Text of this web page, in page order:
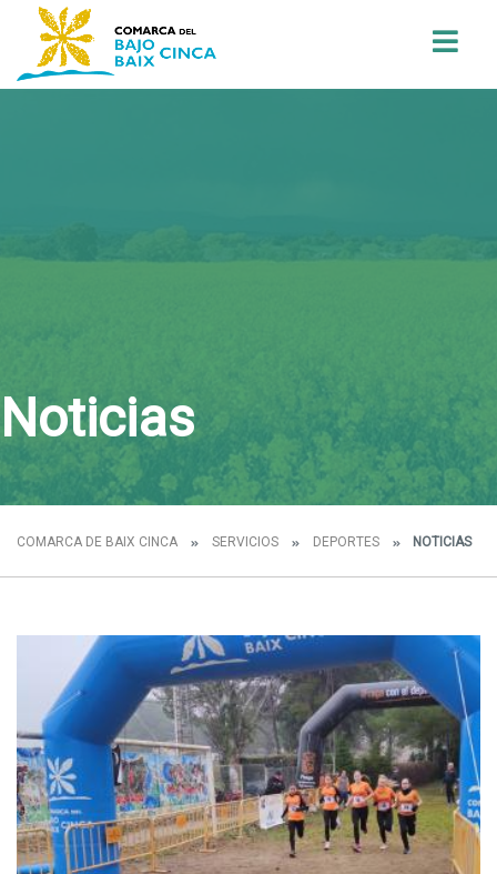
Noticias
COMARCA DE BAIX CINCA SERVICIOS DEPORTES NOTICIAS